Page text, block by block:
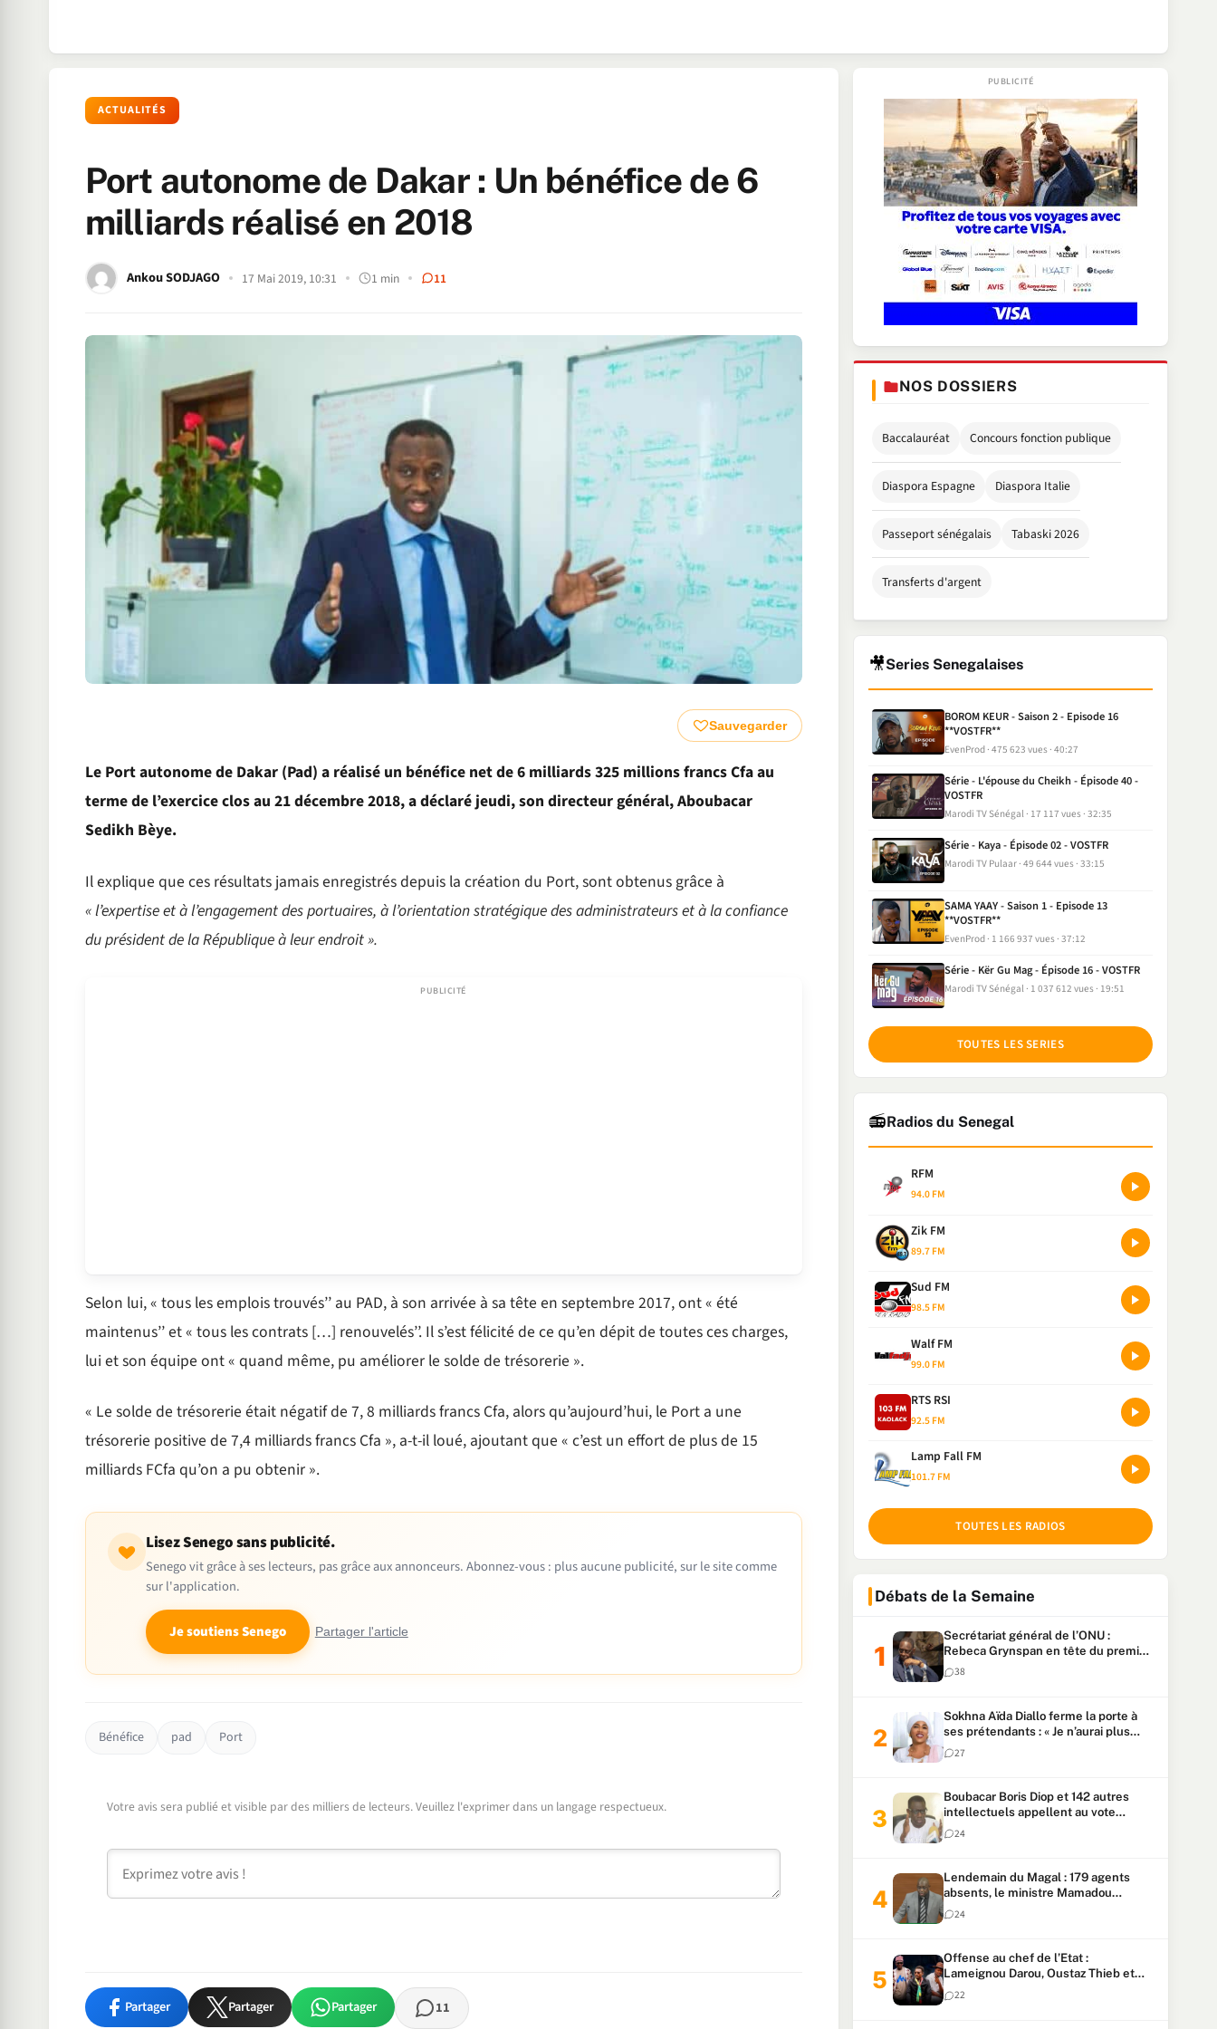
ACTUALITÉS
Port autonome de Dakar : Un bénéfice de 6
milliards réalisé en 2018
Ankou SODJAGO 17 Mai 2019, 10:31 1 min 11
Sauvegarder
Le Port autonome de Dakar (Pad) a réalisé un bénéfice net de 6 milliards 325 millions francs Cfa au
terme de l’exercice clos au 21 décembre 2018, a déclaré jeudi, son directeur général, Aboubacar
Sedikh Bèye.
Il explique que ces résultats jamais enregistrés depuis la création du Port, sont obtenus grâce à
« l’expertise et à l’engagement des portuaires, à l’orientation stratégique des administrateurs et à la confiance
du président de la République à leur endroit ».
Selon lui, « tous les emplois trouvés’’ au PAD, à son arrivée à sa tête en septembre 2017, ont « été
maintenus’’ et « tous les contrats […] renouvelés’’. Il s’est félicité de ce qu’en dépit de toutes ces charges,
lui et son équipe ont « quand même, pu améliorer le solde de trésorerie ».
« Le solde de trésorerie était négatif de 7, 8 milliards francs Cfa, alors qu’aujourd’hui, le Port a une
trésorerie positive de 7,4 milliards francs Cfa », a-t-il loué, ajoutant que « c’est un effort de plus de 15
milliards FCfa qu’on a pu obtenir ».
Lisez Senego sans publicité.
Senego vit grâce à ses lecteurs, pas grâce aux annonceurs. Abonnez-vous : plus aucune publicité, sur le site comme
sur l'application.
Je soutiens Senego Partager l'article
Bénéfice pad Port
Votre avis sera publié et visible par des milliers de lecteurs. Veuillez l'exprimer dans un langage respectueux.
Partager Partager Partager 11
NOS DOSSIERS
Baccalauréat Concours fonction publique
Diaspora Espagne Diaspora Italie
Passeport sénégalais Tabaski 2026
Transferts d'argent
🎥Series Senegalaises
BOROM KEUR - Saison 2 - Episode 16
**VOSTFR**
EvenProd 475 623 vues 40:27
Série - L'épouse du Cheikh - Épisode 40 -
VOSTFR
Marodi TV Sénégal 17 117 vues 32:35
Série - Kaya - Épisode 02 - VOSTFR
Marodi TV Pulaar 49 644 vues 33:15
SAMA YAAY - Saison 1 - Episode 13
**VOSTFR**
EvenProd 1 166 937 vues 37:12
Série - Kër Gu Mag - Épisode 16 - VOSTFR
Marodi TV Sénégal 1 037 612 vues 19:51
TOUTES LES SERIES
📻Radios du Senegal
RFM
94.0 FM
Zik FM
89.7 FM
Sud FM
98.5 FM
Walf FM
99.0 FM
RTS RSI
92.5 FM
Lamp Fall FM
101.7 FM
TOUTES LES RADIOS
Débats de la Semaine
Secrétariat général de l’ONU :
Rebeca Grynspan en tête du premier
vote, Macky Sall pointe à la 5ᵉ place
38
Sokhna Aïda Diallo ferme la porte à
ses prétendants : « Je n’aurai plus
jamais un autre mari »
27
Boubacar Boris Diop et 142 autres
intellectuels appellent au vote
urgent de la révision
constitutionnelle
24
Lendemain du Magal : 179 agents
absents, le ministre Mamadou
Lamine Dianté exige des explications
24
Offense au chef de l’Etat :
Lameignou Darou, Oustaz Thieb et
Ndiaye Touba lourdement
condamnés
22